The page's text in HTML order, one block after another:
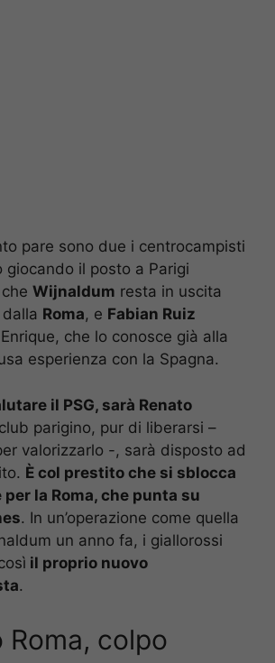
pare sono due i centrocampisti
giocando il posto a Parigi
Wijnaldum resta in uscita
Roma, e Fabian Ruiz
che lo conosce già alla
esperienza con la Spagna.
il PSG, sarà Renato
parigino, pur di liberarsi –
valorizzarlo -, sarà disposto ad
È col prestito che si sblocca
la Roma, che punta su
. In un’operazione come quella
un anno fa, i giallorossi
il proprio nuovo
.
Roma, colpo